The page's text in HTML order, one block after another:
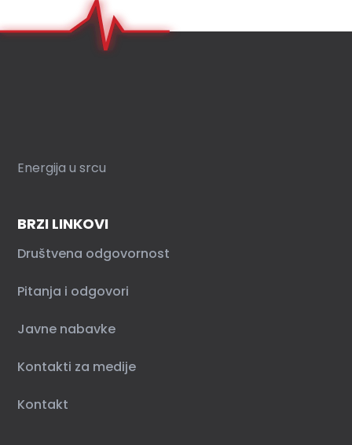
Energija u srcu
BRZI LINKOVI
Društvena odgovornost
Pitanja i odgovori
Javne nabavke
Kontakti za medije
Kontakt